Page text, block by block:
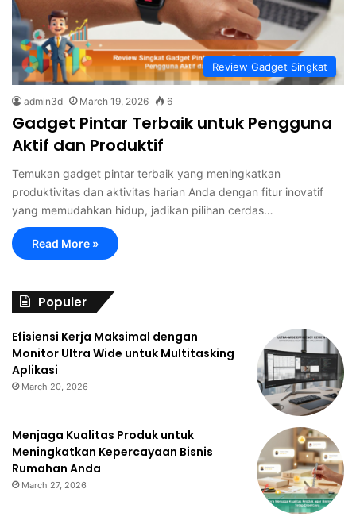
Review Gadget Singkat
admin3d March 19, 2026 6
Gadget Pintar Terbaik untuk Pengguna
Aktif dan Produktif
Temukan gadget pintar terbaik yang meningkatkan
produktivitas dan aktivitas harian Anda dengan fitur inovatif
yang memudahkan hidup, jadikan pilihan cerdas…
Read More »
Populer
Efisiensi Kerja Maksimal dengan
Monitor Ultra Wide untuk Multitasking
Aplikasi
March 20, 2026
Menjaga Kualitas Produk untuk
Meningkatkan Kepercayaan Bisnis
Rumahan Anda
March 27, 2026